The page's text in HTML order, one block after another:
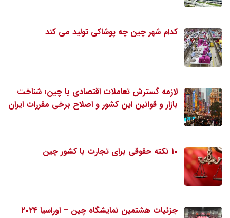
کدام شهر چین چه پوشاکی تولید می کند
لازمه گسترش تعاملات اقتصادی با چین؛ شناخت
بازار و قوانین این کشور و اصلاح برخی مقررات ایران
۱۰ نکته حقوقی برای تجارت با کشور چین
جزئیات هشتمین نمایشگاه چین – اوراسیا ۲۰۲۴